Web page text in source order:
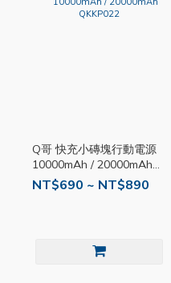
Q哥 快充小磚塊行動電源
10000mAh / 20000mAh
QKKP022
NT$690 ~ NT$890